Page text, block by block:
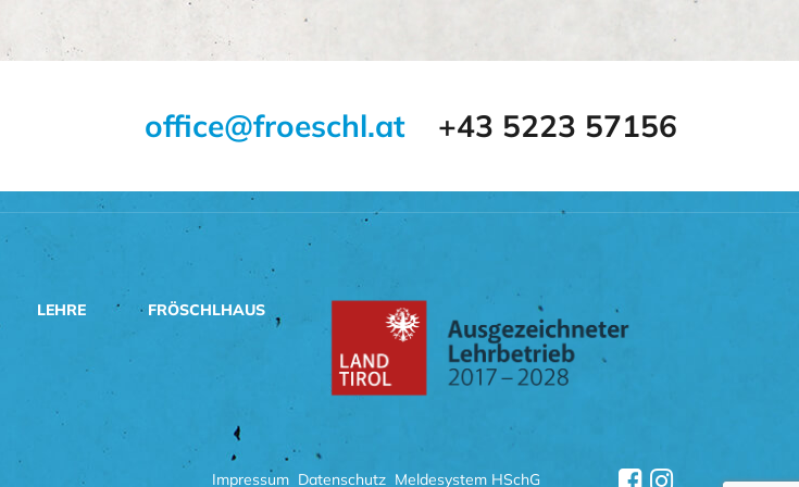
office@froeschl.at +43 5223 57156
LEHRE FRÖSCHLHAUS
Impressum Datenschutz Meldesystem HSchG